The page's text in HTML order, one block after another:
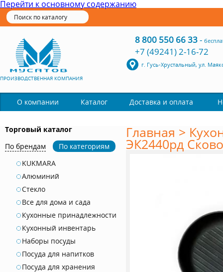
Перейти к основному содержанию
ПРОИЗВОДСТВЕННАЯ КОМПАНИЯ
8 800 550 66 33-
+7 (49241) 2-16-72
г. Гусь-Хрустальный, ул.
О компании Каталог Доставка и оплата
Торговый каталог
По брендам
По категориям
KUKMARA
Алюминий
Стекло
Все для дома и сада
Кухонные принадлежности
Кухонный инвентарь
Наборы посуды
Посуда для напитков
Посуда для хранения
Главная >
ЭК2440рд